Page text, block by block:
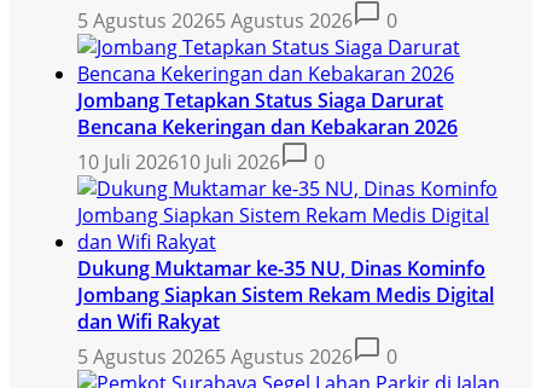
5 Agustus 20265 Agustus 2026 0
Jombang Tetapkan Status Siaga Darurat
Bencana Kekeringan dan Kebakaran 2026
10 Juli 202610 Juli 2026 0
Dukung Muktamar ke-35 NU, Dinas Kominfo
Jombang Siapkan Sistem Rekam Medis Digital
dan Wifi Rakyat
5 Agustus 20265 Agustus 2026 0